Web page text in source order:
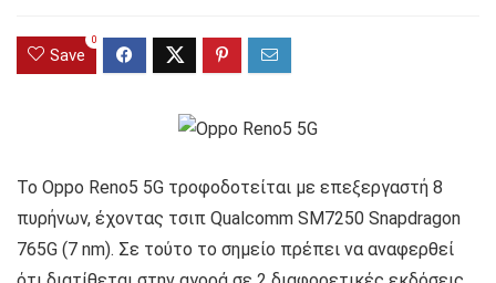
Save
0
Το Oppo Reno5 5G τροφοδοτείται με επεξεργαστή 8
πυρήνων, έχοντας τσιπ Qualcomm SM7250 Snapdragon
765G (7 nm). Σε τούτο το σημείο πρέπει να αναφερθεί